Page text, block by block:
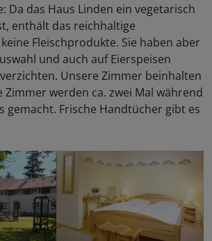
Da das Haus Linden ein vegetarisch
enthält das reichhaltige
Fleischprodukte. Sie haben aber
und auch auf Eierspeisen
Unsere Zimmer beinhalten
Zimmer werden ca. zwei Mal während
gemacht. Frische Handtücher gibt es